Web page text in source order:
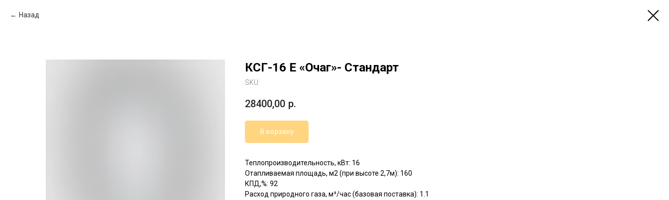
Назад
КСГ-16 Е «Очаг»- Стандарт
SKU:
28400,00 р.
В корзину
Теплопроизводительность, кВт: 16
Отапливаемая площадь, м2 (при высоте 2,7м): 160
КПД,%: 92
Расход природного газа, м³/час (базовая поставка): 1.1